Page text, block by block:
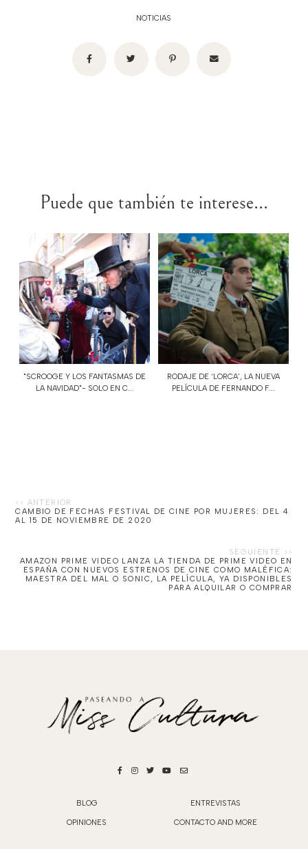
NOTICIAS
Puede que también te interese...
"SCROOGE Y LOS FANTASMAS DE
LA NAVIDAD"- SOLO EN C...
RODAJE DE ‘LORCA’, LA NUEVA
PELÍCULA DE FERNANDO F...
CAMBIO DE FECHAS FESTIVAL DE CINE POR MUJERES: DEL 4
AL 15 DE NOVIEMBRE DE 2020
AMAZON PRIME VIDEO LANZA LA TIENDA DE PRIME VIDEO EN
ESPAÑA CON NUEVOS ESTRENOS DE CINE COMO MALÉFICA:
MAESTRA DEL MAL O SONIC, LA PELÍCULA, YA DISPONIBLES
PARA ALQUILAR O COMPRAR
BLOG ENTREVISTAS
OPINIONES CONTACTO AND MORE